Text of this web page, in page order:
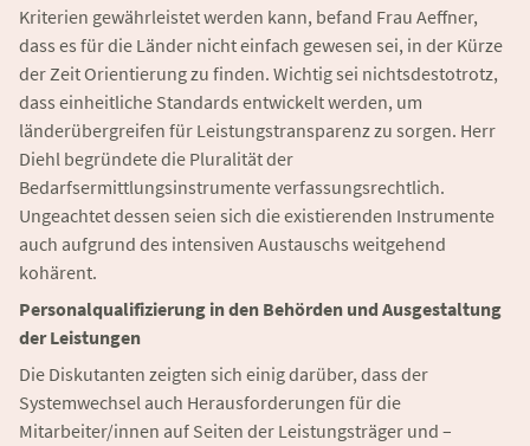
Kriterien gewährleistet werden kann, befand Frau Aeffner,
dass es für die Länder nicht einfach gewesen sei, in der Kürze
der Zeit Orientierung zu finden. Wichtig sei nichtsdestotrotz,
dass einheitliche Standards entwickelt werden, um
länderübergreifen für Leistungstransparenz zu sorgen. Herr
Diehl begründete die Pluralität der
Bedarfsermittlungsinstrumente verfassungsrechtlich.
Ungeachtet dessen seien sich die existierenden Instrumente
auch aufgrund des intensiven Austauschs weitgehend
kohärent.
Personalqualifizierung in den Behörden und Ausgestaltung
der Leistungen
Die Diskutanten zeigten sich einig darüber, dass der
Systemwechsel auch Herausforderungen für die
Mitarbeiter/innen auf Seiten der Leistungsträger und –